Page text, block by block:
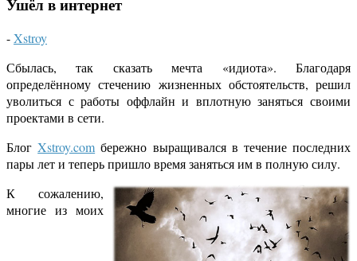
-Xstroy
Сбылась, так сказать мечта «идиота». Благодаря
определённому стечению жизненных обстоятельств, решил
уволиться с работы оффлайн и вплотную заняться своими
проектами в сети.
БлогXstroy.com бережно выращивался в течение последних
пары лет и теперь пришло время заняться им в полную силу.
К сожалению,
многие из моих